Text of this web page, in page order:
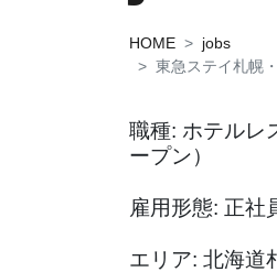
HOME
jobs
東急ステイ札幌
職種: ホテルレ
ープン）
雇用形態: 正社
エリア: 北海道